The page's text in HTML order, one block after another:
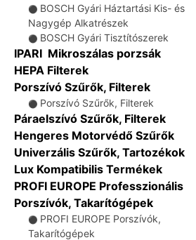
⚫ BOSCH Gyári Háztartási Kis- és
Nagygép Alkatrészek
⚫ BOSCH Gyári Tisztítószerek
IPARI Mikroszálas porzsák
HEPA Filterek
Porszívó Szűrők, Filterek
⚫ Porszívó Szűrők, Filterek
Páraelszívó Szűrők, Filterek
Hengeres Motorvédő Szűrők
Univerzális Szűrők, Tartozékok
Lux Kompatibilis Termékek
PROFI EUROPE Professzionális
Porszívók, Takarítógépek
⚫ PROFI EUROPE Porszívók,
Takarítógépek